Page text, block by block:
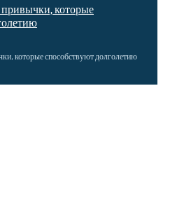
которые
которые способствуют долголетию